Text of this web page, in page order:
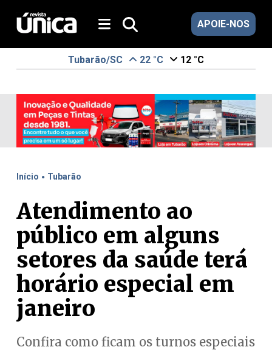
APOIE-NOS
Tubarão/SC 22 °C 12 °C
Início . Tubarão
Atendimento ao
público em alguns
setores da saúde terá
horário especial em
janeiro
Confira como ficam os turnos especiais